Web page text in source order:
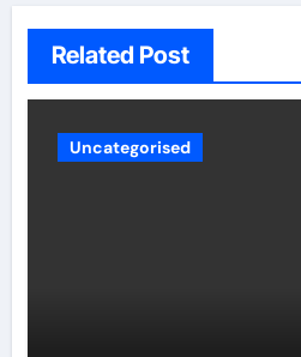
Related Post
Uncategorised